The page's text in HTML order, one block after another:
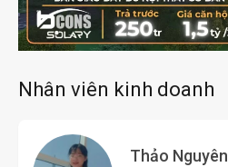
Nhân viên kinh doanh
Thảo Nguyên